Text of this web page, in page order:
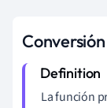
La función